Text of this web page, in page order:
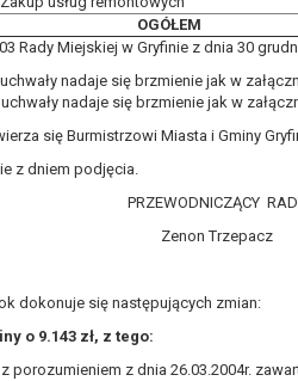
OGÓŁEM
Rady Miejskiej w Gryfinie z dnia 30
nadaje się brzmienie jak w
nadaje się brzmienie jak w
się Burmistrzowi Miasta i Gminy
z dniem podjęcia.
PRZEWODNICZĄCY
Zenon Trzepacz
dokonuje się następujących zmian:
o 9.143 zł, z tego:
porozumieniem z dnia 26.03.2004r.